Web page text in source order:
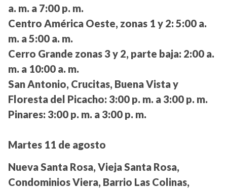
a. m. a 7:00 p. m.
Centro América Oeste, zonas 1 y 2: 5:00 a.
m. a 5:00 a. m.
Cerro Grande zonas 3 y 2, parte baja: 2:00 a.
m. a 10:00 a. m.
San Antonio, Crucitas, Buena Vista y
Floresta del Picacho: 3:00 p. m. a 3:00 p. m.
Pinares: 3:00 p. m. a 3:00 p. m.
Martes 11 de agosto
Nueva Santa Rosa, Vieja Santa Rosa,
Condominios Viera, Barrio Las Colinas,